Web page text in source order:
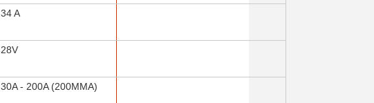
34 A
28V
30A - 200A (200MMA)